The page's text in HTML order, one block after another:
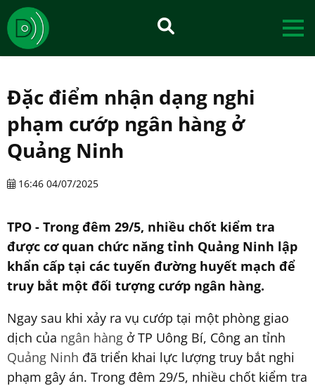
Đặc điểm nhận dạng nghi
phạm cướp ngân hàng ở
Quảng Ninh
16:46 04/07/2025
TPO - Trong đêm 29/5, nhiều chốt kiểm tra
được cơ quan chức năng tỉnh Quảng Ninh lập
khẩn cấp tại các tuyến đường huyết mạch để
truy bắt một đối tượng cướp ngân hàng.
Ngay sau khi xảy ra vụ cướp tại một phòng giao
dịch của ngân hàng ở TP Uông Bí, Công an tỉnh
Quảng Ninh đã triển khai lực lượng truy bắt nghi
phạm gây án. Trong đêm 29/5, nhiều chốt kiểm tra